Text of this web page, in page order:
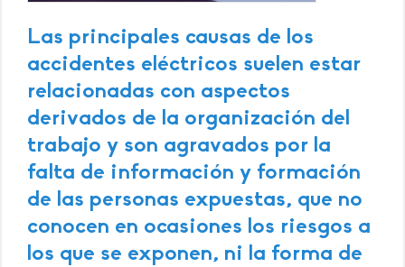
Las principales causas de los
accidentes eléctricos suelen estar
relacionadas con aspectos
derivados de la organización del
trabajo y son agravados por la
falta de información y formación
de las personas expuestas, que no
conocen en ocasiones los riesgos a
los que se exponen, ni la forma de